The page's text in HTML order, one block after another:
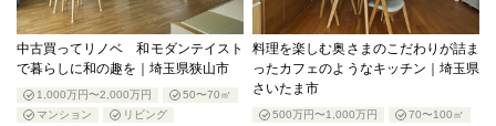
中古買ってリノベ 和モダンテイスト
で暮らしに和の趣を｜埼玉県狭山市
1,000万円〜2,000万円
50〜70㎡
マンション
リビング
料理を楽しむ奥さまのこだわりが詰ま
ったカフェのようなキッチン｜埼玉県
さいたま市
500万円〜1,000万円
70〜100㎡